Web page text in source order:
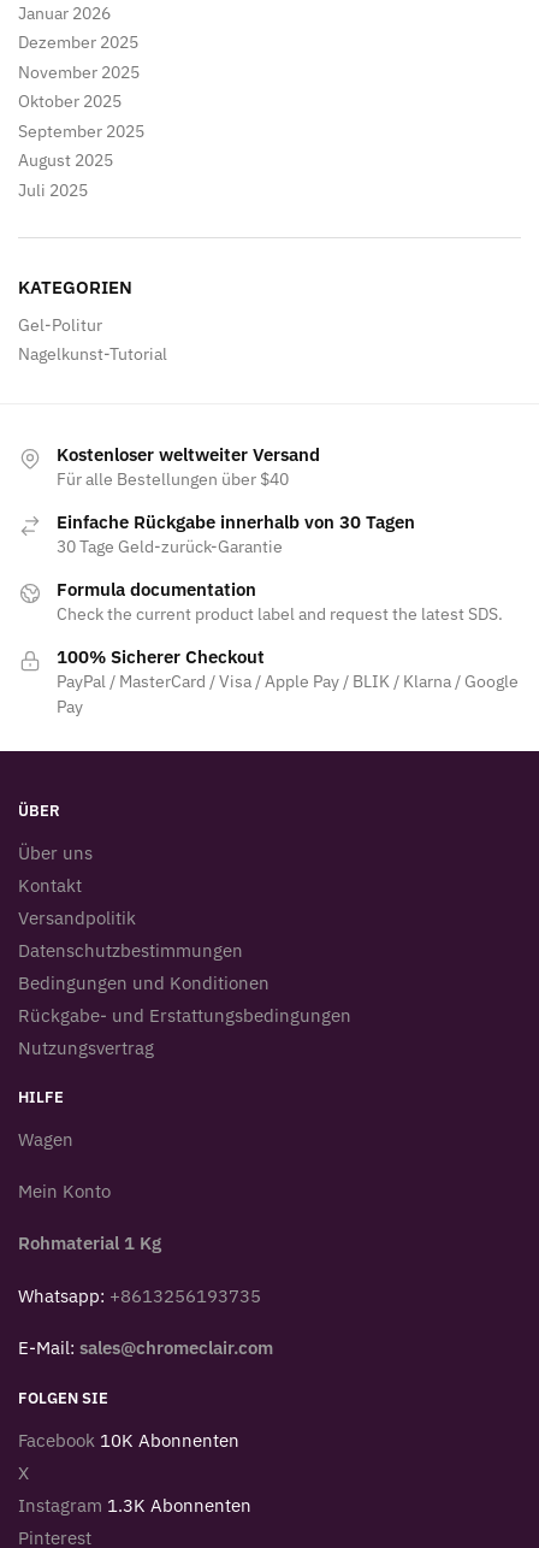
Januar 2026
Dezember 2025
November 2025
Oktober 2025
September 2025
August 2025
Juli 2025
KATEGORIEN
Gel-Politur
Nagelkunst-Tutorial
Kostenloser weltweiter Versand
Für alle Bestellungen über $40
Einfache Rückgabe innerhalb von 30 Tagen
30 Tage Geld-zurück-Garantie
Formula documentation
Check the current product label and request the latest SDS.
100% Sicherer Checkout
PayPal / MasterCard / Visa / Apple Pay / BLIK / Klarna / Google
Pay
ÜBER
Über uns
Kontakt
Versandpolitik
Datenschutzbestimmungen
Bedingungen und Konditionen
Rückgabe- und Erstattungsbedingungen
Nutzungsvertrag
HILFE
Wagen
Mein Konto
Rohmaterial 1 Kg
Whatsapp: +8613256193735
E-Mail: sales@chromeclair.com
FOLGEN SIE
Facebook 10K Abonnenten
X
Instagram 1.3K Abonnenten
Pinterest